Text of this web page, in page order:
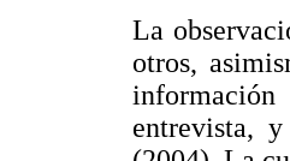
La
otros,
entrevista,